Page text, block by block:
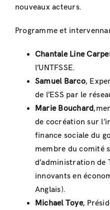
nouveaux acteurs.
Programme et
Chantale Line
l’UNTFSSE.
Samuel Barco,
de l’ESS par le
Marie Bouchard
de cocréation sur
finance sociale du
membre du comité
d’administration de
innovants en
Anglais).
Michael Toye,